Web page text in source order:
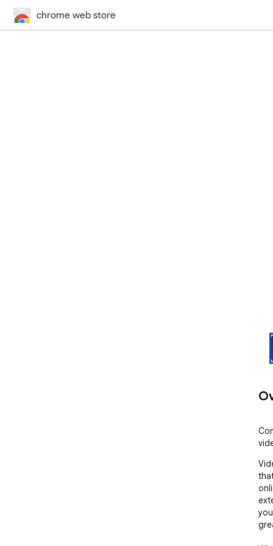
chrome web store